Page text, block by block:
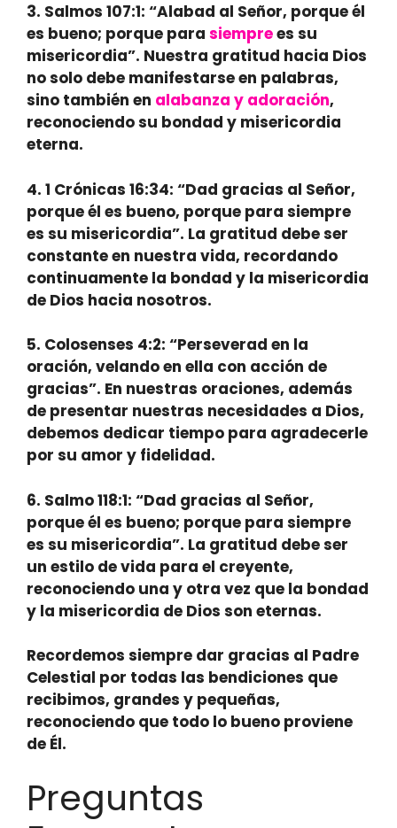
3. Salmos 107:1: “Alabad al Señor, porque él
es bueno; porque para siemprees su
misericordia”. Nuestra gratitud hacia Dios
no solo debe manifestarse en palabras,
sino también en alabanza y adoración,
reconociendo su bondad y misericordia
eterna.
4. 1 Crónicas 16:34: “Dad gracias al Señor,
porque él es bueno, porque para siempre
es su misericordia”. La gratitud debe ser
constante en nuestra vida, recordando
continuamente la bondad y la misericordia
de Dios hacia nosotros.
5. Colosenses 4:2: “Perseverad en la
oración, velando en ella con acción de
gracias”. En nuestras oraciones, además
de presentar nuestras necesidades a Dios,
debemos dedicar tiempo para agradecerle
por su amor y fidelidad.
6. Salmo 118:1: “Dad gracias al Señor,
porque él es bueno; porque para siempre
es su misericordia”. La gratitud debe ser
un estilo de vida para el creyente,
reconociendo una y otra vez que la bondad
y la misericordia de Dios son eternas.
Recordemos siempre dar gracias al Padre
Celestial por todas las bendiciones que
recibimos, grandes y pequeñas,
reconociendo que todo lo bueno proviene
de Él.
Preguntas